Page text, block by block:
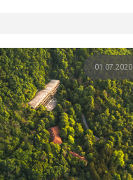
01.07.2020